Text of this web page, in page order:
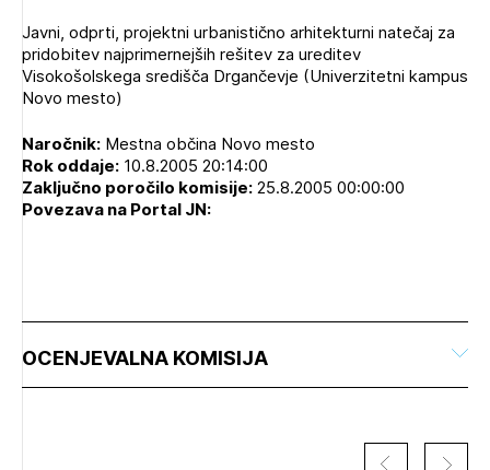
POZABLJENO GESLO
REGISTRIRAJTE SE
Javni, odprti, projektni urbanistično arhitekturni natečaj za
pridobitev najprimernejših rešitev za ureditev
Visokošolskega središča Drgančevje (Univerzitetni kampus
Novo mesto)
Naročnik: Mestna občina Novo mesto
Rok oddaje: 10.8.2005 20:14:00
Zaključno poročilo komisije:25.8.2005 00:00:00
Povezava na Portal JN:
OCENJEVALNA KOMISIJA
PRIJAVITE SE
Tedenski novičnik javnih naročil
Dnevne medijske objave
NAPREJ